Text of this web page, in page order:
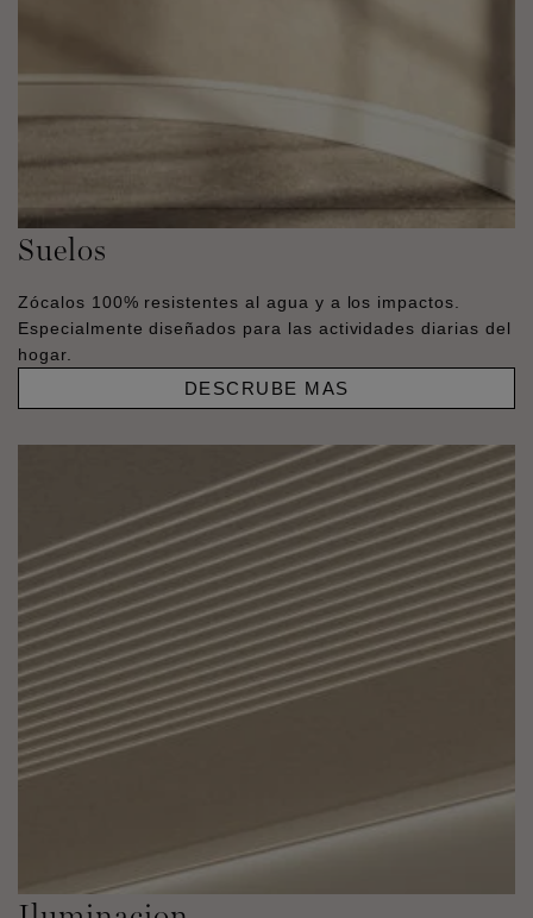
Suelos
Zócalos 100% resistentes al agua y a los impactos.
Especialmente diseñados para las actividades diarias del
hogar.
DESCRUBE MAS